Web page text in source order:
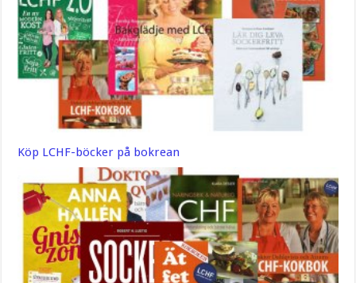
Köp LCHF-böcker på bokrean